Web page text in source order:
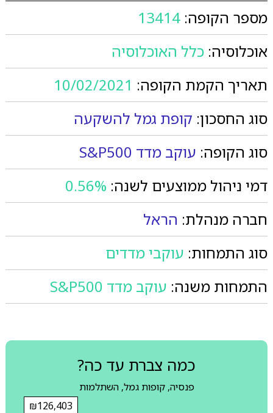
מספר הקופה: 13414
אוכלוסיה: כלל האוכלוסיה
תאריך הקמת הקופה: 10/02/2021
סוג החסכון: קופת גמל להשקעה
סוג הקופה: עוקב מדד S&P500
דמי ניהול ממוצעים לשנה: 0.56%
חברה מנהלת: הראל
סוג התמחות: עוקבי מדדים
התמחות משנה: עוקב מדד S&P500
כמה צברת עד כה?
פנסיה, קופות גמל, השתלמות
₪126,403